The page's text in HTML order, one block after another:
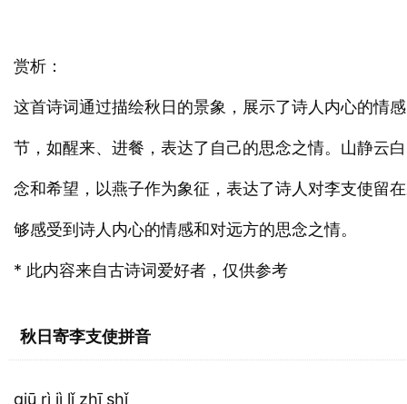
赏析：
这首诗词通过描绘秋日的景象，展示了诗人内心的情
节，如醒来、进餐，表达了自己的思念之情。山静云
念和希望，以燕子作为象征，表达了诗人对李支使留
够感受到诗人内心的情感和对远方的思念之情。
* 此内容来自古诗词爱好者，仅供参考
秋日寄李支使拼音
qiū rì jì lǐ zhī shǐ